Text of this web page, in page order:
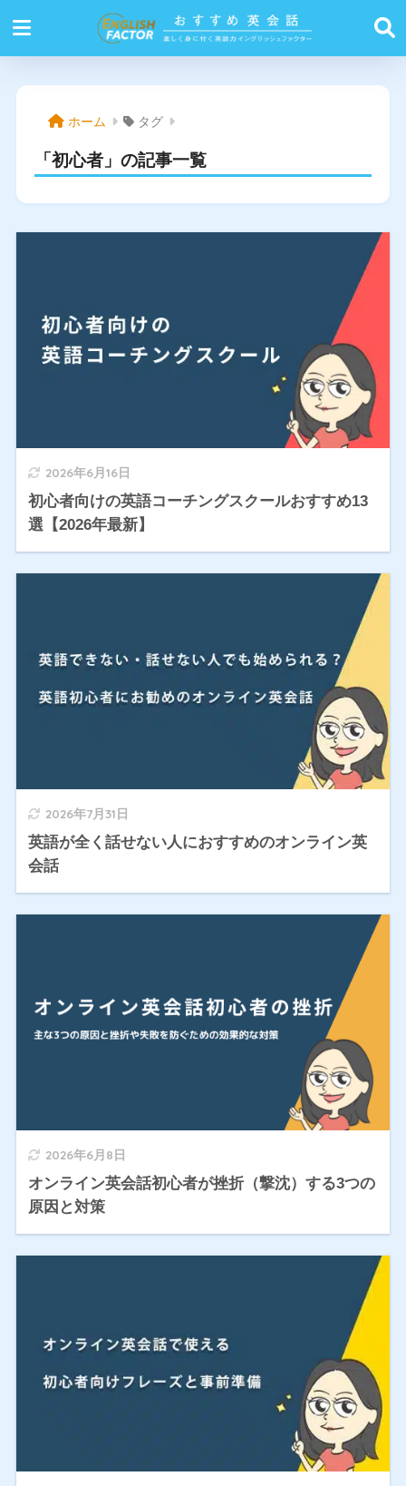
ホーム タグ
「初心者」の記事一覧
2026年6月16日
初心者向けの英語コーチングスクールおすすめ13
選【2026年最新】
2026年7月31日
英語が全く話せない人におすすめのオンライン英
会話
2026年6月8日
オンライン英会話初心者が挫折（撃沈）する3つの
原因と対策